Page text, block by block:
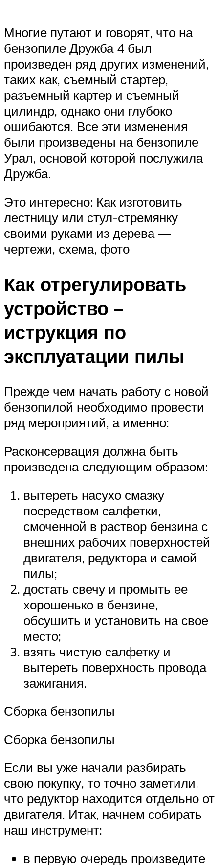
Многие путают и говорят, что на
бензопиле Дружба 4 был
произведен ряд других изменений,
таких как, съемный стартер,
разъемный картер и съемный
цилиндр, однако они глубоко
ошибаются. Все эти изменения
были произведены на бензопиле
Урал, основой которой послужила
Дружба.
Это интересно: Как изготовить
лестницу или стул-стремянку
своими руками из дерева —
чертежи, схема, фото
Как отрегулировать
устройство –
иструкция по
эксплуатации пилы
Прежде чем начать работу с новой
бензопилой необходимо провести
ряд мероприятий, а именно:
Расконсервация должна быть
произведена следующим образом:
вытереть насухо смазку
посредством салфетки,
смоченной в раствор бензина с
внешних рабочих поверхностей
двигателя, редуктора и самой
пилы;
достать свечу и промыть ее
хорошенько в бензине,
обсушить и установить на свое
место;
взять чистую салфетку и
вытереть поверхность провода
зажигания.
Сборка бензопилы
Сборка бензопилы
Если вы уже начали разбирать
свою покупку, то точно заметили,
что редуктор находится отдельно от
двигателя. Итак, начнем собирать
наш инструмент:
в первую очередь произведите